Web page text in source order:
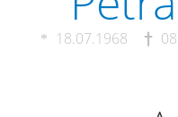
18.07.1968